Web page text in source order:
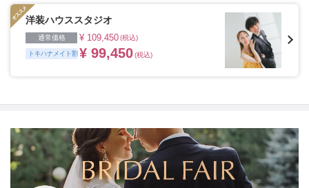
洋装ハウススタジオ
通常価格 ¥ 109,450(税込)
トキハナメイト割 ¥ 99,450(税込)